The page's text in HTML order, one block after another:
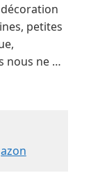
petites
nous ne …